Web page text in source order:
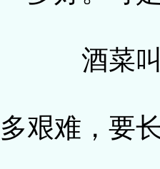
酒菜
多艰难，要